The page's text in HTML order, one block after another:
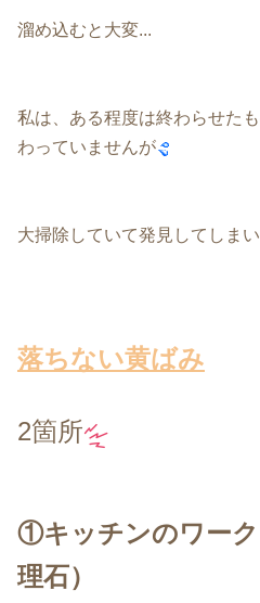
溜め込むと大変...
私は、ある程度は終わらせた
わっていませんが
大掃除していて発見してしま
落ちない黄ばみ
2箇所
①キッチンのワー
理石）